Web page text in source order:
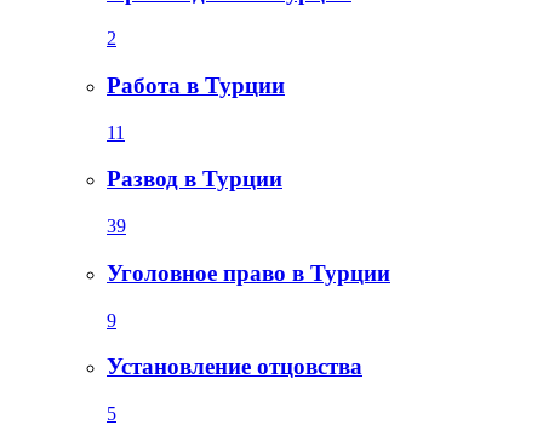
2
Работа в Турции
11
Развод в Турции
39
Уголовное право в Турции
9
Установление отцовства
5